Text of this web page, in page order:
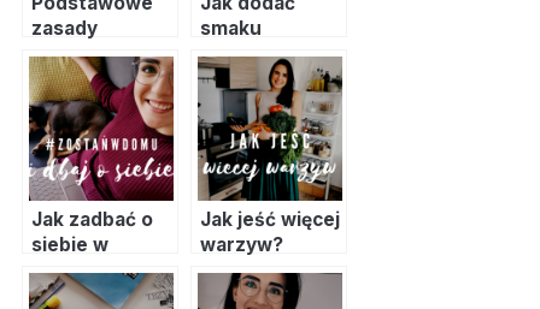
zasady
układania diety
roślinnej i
przykładowy
jadłospis
smaku
roślinnym
potrawom
Jak zadbać o
siebie w
czasach
#zostańwdomu?
Jak jeść więcej
warzyw?